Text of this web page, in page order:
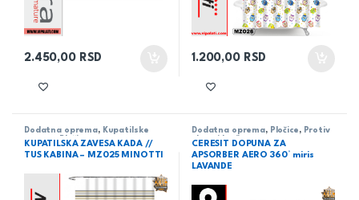
2.450,00 RSD 1.200,00 RSD
Dodatna oprema, Kupatilske
zavese, Pločice
KUPATILSKA ZAVESA KADA //
TUS KABINA – MZ025 MINOTTI
Dodatna oprema, Pločice , Protiv
vlage i buđi
CERESIT DOPUNA ZA
APSORBER AERO 360° miris
LAVANDE